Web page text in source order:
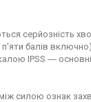
серйозність
балів
IPSS ―
силою ознак